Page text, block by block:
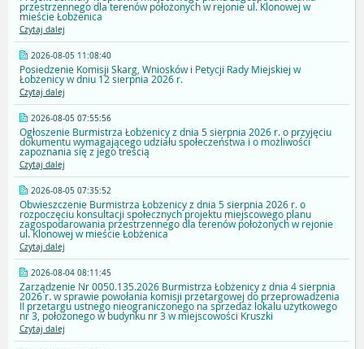
przestrzennego dla terenów położonych w rejonie ul. Klonowej w
mieście Łobżenica
Czytaj dalej
2026-08-05 11:08:40
Posiedzenie Komisji Skarg, Wniosków i Petycji Rady Miejskiej w
Łobżenicy w dniu 12 sierpnia 2026 r.
Czytaj dalej
2026-08-05 07:55:56
Ogłoszenie Burmistrza Łobżenicy z dnia 5 sierpnia 2026 r. o przyjęciu
dokumentu wymagającego udziału społeczeństwa i o możliwości
zapoznania się z jego treścią
Czytaj dalej
2026-08-05 07:35:52
Obwieszczenie Burmistrza Łobżenicy z dnia 5 sierpnia 2026 r. o
rozpoczęciu konsultacji społecznych projektu miejscowego planu
zagospodarowania przestrzennego dla terenów położonych w rejonie
ul. Klonowej w mieście Łobżenica
Czytaj dalej
2026-08-04 08:11:45
Zarządzenie Nr 0050.135.2026 Burmistrza Łobżenicy z dnia 4 sierpnia
2026 r. w sprawie powołania komisji przetargowej do przeprowadzenia
II przetargu ustnego nieograniczonego na sprzedaż lokalu użytkowego
nr 3, położonego w budynku nr 3 w miejscowości Kruszki
Czytaj dalej